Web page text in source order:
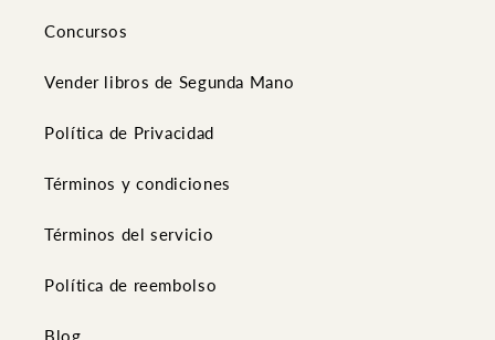
Concursos
Vender libros de Segunda Mano
Política de Privacidad
Términos y condiciones
Términos del servicio
Política de reembolso
Blog